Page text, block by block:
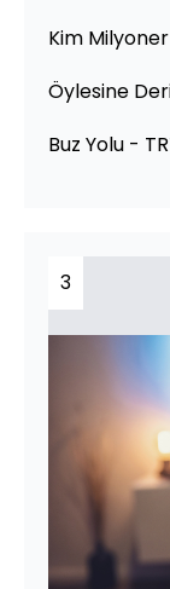
Kim
Öylesine
Buz Yolu -
3